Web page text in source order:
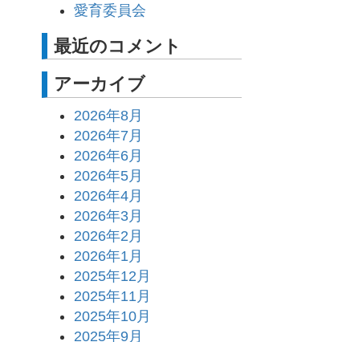
愛育委員会
最近のコメント
アーカイブ
2026年8月
2026年7月
2026年6月
2026年5月
2026年4月
2026年3月
2026年2月
2026年1月
2025年12月
2025年11月
2025年10月
2025年9月